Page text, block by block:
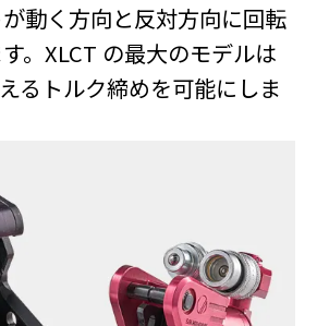
動く方向と反対方向に回転
。XLCT の最大のモデルは
るトルク締めを可能にしま